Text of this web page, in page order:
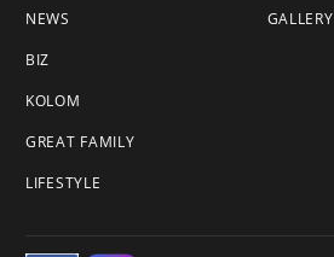
NEWS
BIZ
KOLOM
GREAT FAMILY
LIFESTYLE
GALLERY